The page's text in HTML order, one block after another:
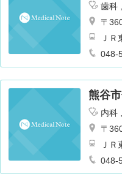
歯科
〒
Ｊ
048-
熊谷
内科
〒
Ｊ
048-